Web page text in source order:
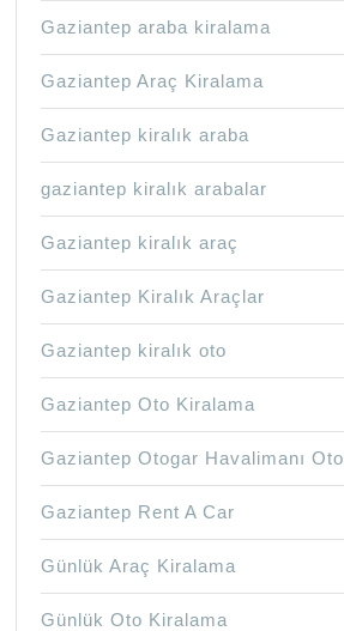
Gaziantep araba kiralama
Gaziantep Araç Kiralama
Gaziantep kiralık araba
gaziantep kiralık arabalar
Gaziantep kiralık araç
Gaziantep Kiralık Araçlar
Gaziantep kiralık oto
Gaziantep Oto Kiralama
Gaziantep Otogar Havalimanı Oto
Gaziantep Rent A Car
Günlük Araç Kiralama
Günlük Oto Kiralama